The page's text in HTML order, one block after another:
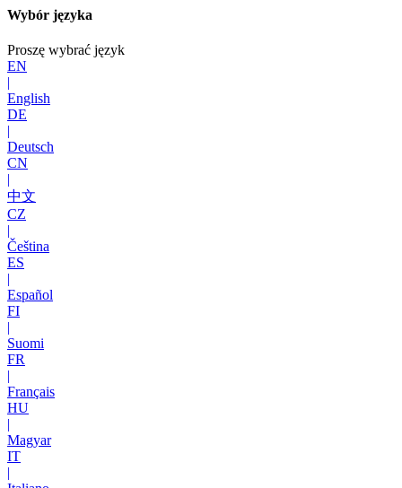
Wybór języka
Proszę wybrać język
EN
|
English
DE
|
Deutsch
CN
|
中文
CZ
|
Čeština
ES
|
Español
FI
|
Suomi
FR
|
Français
HU
|
Magyar
IT
|